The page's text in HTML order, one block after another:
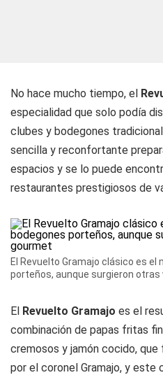
No hace mucho tiempo, el
especialidad que solo podía
clubes y bodegones
sencilla y reconfortante
espacios y se lo puede
restaurantes prestigiosos de
El Revuelto Gramajo clásico es el
porteños, aunque surgieron
El Revuelto Gramajo es el
combinación de papas fritas
cremosos y jamón cocido,
por el coronel Gramajo, y este